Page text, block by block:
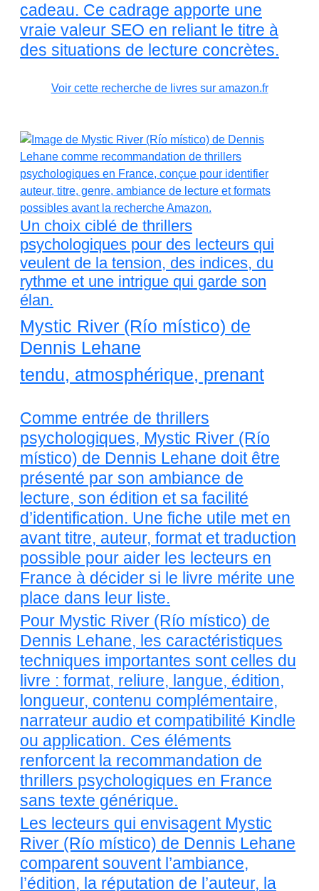
cadeau. Ce cadrage apporte une
vraie valeur SEO en reliant le titre à
des situations de lecture concrètes.
Voir cette recherche de livres sur amazon.fr
Un choix ciblé de thrillers
psychologiques pour des lecteurs qui
veulent de la tension, des indices, du
rythme et une intrigue qui garde son
élan.
Mystic River (Río místico) de
Dennis Lehane
tendu, atmosphérique, prenant
Comme entrée de thrillers
psychologiques, Mystic River (Río
místico) de Dennis Lehane doit être
présenté par son ambiance de
lecture, son édition et sa facilité
d’identification. Une fiche utile met en
avant titre, auteur, format et traduction
possible pour aider les lecteurs en
France à décider si le livre mérite une
place dans leur liste.
Pour Mystic River (Río místico) de
Dennis Lehane, les caractéristiques
techniques importantes sont celles du
livre : format, reliure, langue, édition,
longueur, contenu complémentaire,
narrateur audio et compatibilité Kindle
ou application. Ces éléments
renforcent la recommandation de
thrillers psychologiques en France
sans texte générique.
Les lecteurs qui envisagent Mystic
River (Río místico) de Dennis Lehane
comparent souvent l’ambiance,
l’édition, la réputation de l’auteur, la